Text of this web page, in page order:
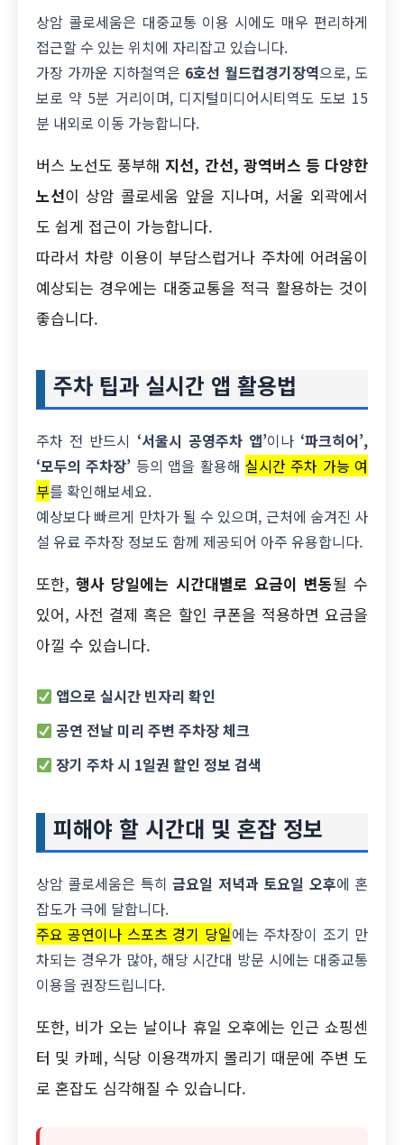
상암 콜로세움은 대중교통 이용 시에도 매우 편리하게
접근할 수 있는 위치에 자리잡고 있습니다.
가장 가까운 지하철역은 6호선 월드컵경기장역으로, 도
보로 약 5분 거리이며, 디지털미디어시티역도 도보 15
분 내외로 이동 가능합니다.
버스 노선도 풍부해 지선, 간선, 광역버스 등 다양한
노선이 상암 콜로세움 앞을 지나며, 서울 외곽에서
도 쉽게 접근이 가능합니다.
따라서 차량 이용이 부담스럽거나 주차에 어려움이
예상되는 경우에는 대중교통을 적극 활용하는 것이
좋습니다.
주차 팁과 실시간 앱 활용법
주차 전 반드시 ‘서울시 공영주차 앱’이나 ‘파크히어’,
‘모두의 주차장’ 등의 앱을 활용해 실시간 주차 가능 여
부를 확인해보세요.
예상보다 빠르게 만차가 될 수 있으며, 근처에 숨겨진 사
설 유료 주차장 정보도 함께 제공되어 아주 유용합니다.
또한,행사 당일에는 시간대별로 요금이 변동될 수
있어, 사전 결제 혹은 할인 쿠폰을 적용하면 요금을
아낄 수 있습니다.
앱으로 실시간 빈자리 확인
공연 전날 미리 주변 주차장 체크
장기 주차 시 1일권 할인 정보 검색
피해야 할 시간대 및 혼잡 정보
상암 콜로세움은 특히금요일 저녁과 토요일 오후에 혼
잡도가 극에 달합니다.
주요 공연이나 스포츠 경기 당일에는 주차장이 조기 만
차되는 경우가 많아, 해당 시간대 방문 시에는 대중교통
이용을 권장드립니다.
또한, 비가 오는 날이나 휴일 오후에는 인근 쇼핑센
터 및 카페, 식당 이용객까지 몰리기 때문에 주변 도
로 혼잡도 심각해질 수 있습니다.